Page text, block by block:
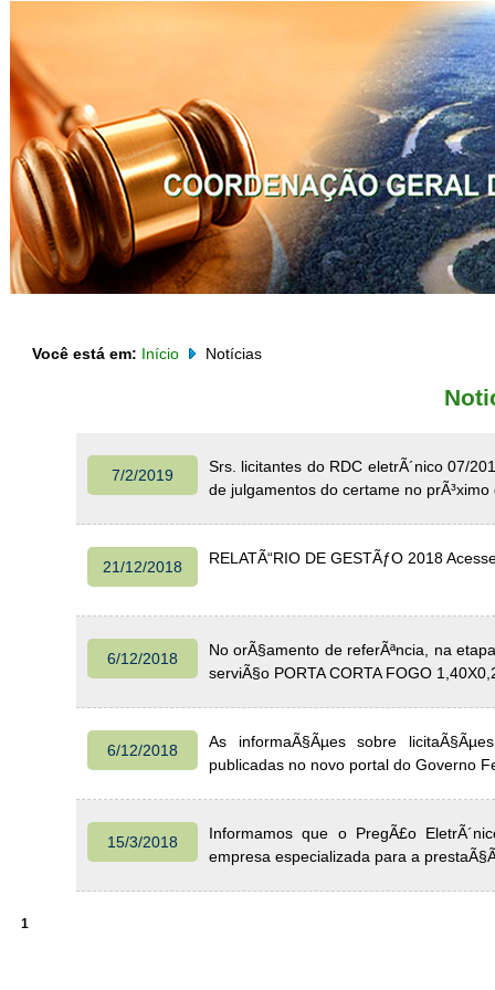
Você está em: Início Notícias
7/2/2019
Srs. licitantes do RDC eletrÃ´nico 07/
de julgamentos do certame no prÃ³ximo
21/12/2018 RELATÃ“RIO DE GESTÃƒO 2018
6/12/2018
No orÃ§amento de referÃªncia, na
serviÃ§o PORTA CORTA FOGO
6/12/2018
As informaÃ§Ãµes sobre
publicadas no novo portal do Governo
15/3/2018
Informamos que o PregÃ£o
empresa especializada para a
1